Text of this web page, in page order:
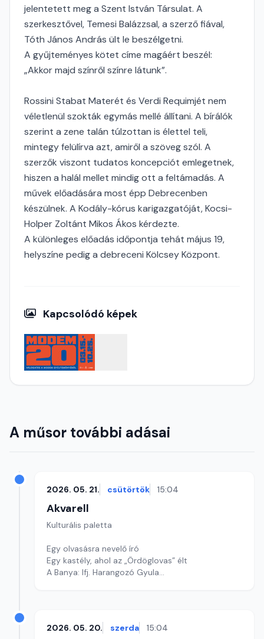
jelentetett meg a Szent István Társulat. A
szerkesztővel, Temesi Balázzsal, a szerző fiával,
Tóth János András ült le beszélgetni.
A gyűjteményes kötet címe magáért beszél:
„Akkor majd színről színre látunk”.
Rossini Stabat Materét és Verdi Requimjét nem
véletlenül szokták egymás mellé állítani. A bírálók
szerint a zene talán túlzottan is élettel teli,
mintegy felülírva azt, amiről a szöveg szól. A
szerzők viszont tudatos koncepciót emlegetnek,
hiszen a halál mellet mindig ott a feltámadás. A
művek előadására most épp Debrecenben
készülnek. A Kodály-kórus karigazgatóját, Kocsi-
Holper Zoltánt Mikos Ákos kérdezte.
A különleges előadás időpontja tehát május 19,
helyszíne pedig a debreceni Kölcsey Központ.
Kapcsolódó képek
A műsor további adásai
2026. 05. 21. csütörtök 15:04
Akvarell
Kulturális paletta
Egy olvasásra nevelő író
Egy kastély, ahol az „Ördöglovas” élt
A Banya: Ifj. Harangozó Gyula
2026. 05. 20. szerda 15:04